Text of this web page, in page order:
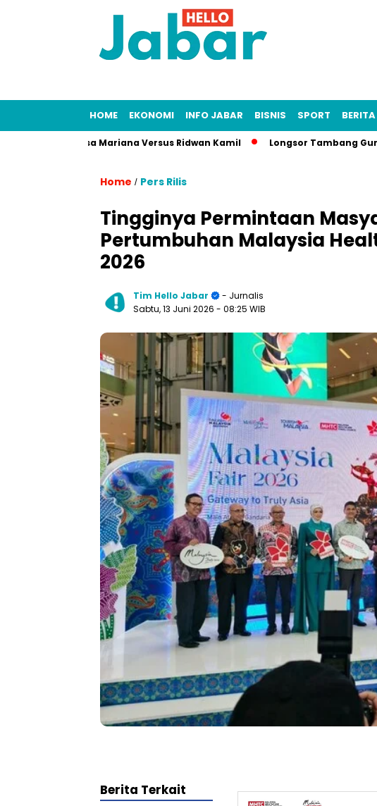
HOME EKONOMI INFO JABAR BISNIS SPORT
Lisa Mariana Versus Ridwan Kamil Longsor Tambang Gunung
Home / Pers Rilis
Tingginya Permintaan
Pertumbuhan Malaysia
2026
Tim Hello Jabar
- Jurnalis
Sabtu, 13 Juni 2026 - 08:25 WIB
Berita Terkait